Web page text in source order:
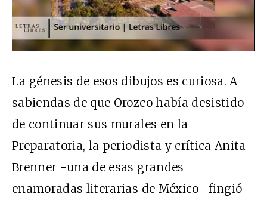
La génesis de esos dibujos es curiosa. A
sabiendas de que Orozco había desistido
de continuar sus murales en la
Preparatoria, la periodista y crítica Anita
Brenner -una de esas grandes
enamoradas literarias de México- fingió